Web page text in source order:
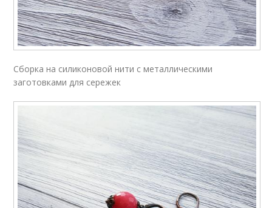
Сборка на силиконовой нити с металлическими
заготовками для сережек